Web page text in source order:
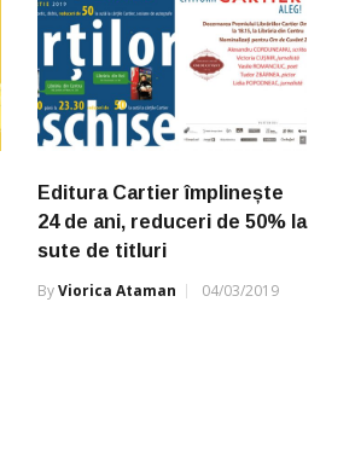
Editura Cartier împlinește
24 de ani, reduceri de 50% la
sute de titluri
ByViorica Ataman 04/03/2019